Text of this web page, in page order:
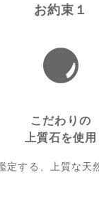
お約束１
こだわりの
上質石を使用
定する、上質な天